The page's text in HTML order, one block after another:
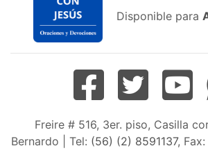
Disponible para
Freire # 516, 3er. piso, Casilla
Bernardo | Tel: (56) (2) 8591137,